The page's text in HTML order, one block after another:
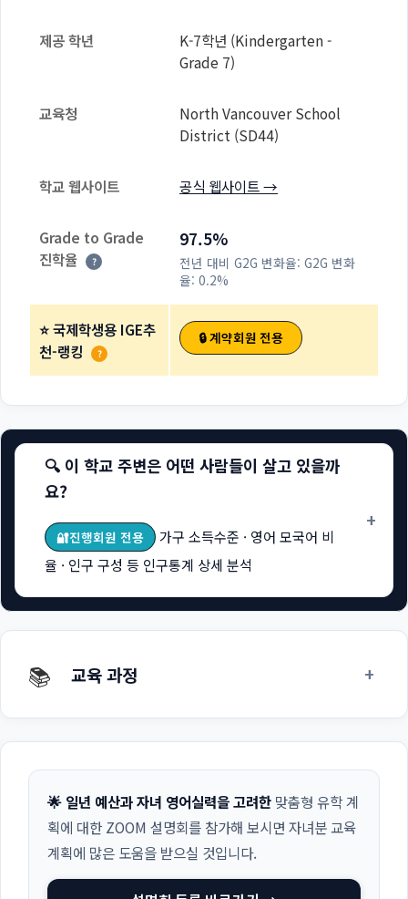
제공 학년
K-7학년 (Kindergarten -
Grade 7)
교육청
North Vancouver School
District (SD44)
학교 웹사이트 공식 웹사이트 →
Grade to Grade
진학율
?
97.5%
전년 대비 G2G 변화율: G2G 변화
율: 0.2%
⭐ 국제학생용 IGE추
천-랭킹
?
🔒 계약회원 전용
🔍 이 학교 주변은 어떤 사람들이 살고 있을까
요?
🔐진행회원 전용
가구 소득수준 · 영어 모국어 비
율 · 인구 구성 등 인구통계 상세 분석
+
📚 교육 과정 +
🌟 일년 예산과 자녀 영어실력을 고려한 맞춤형 유학 계
획에 대한 ZOOM 설명회를 참가해 보시면 자녀분 교육
계획에 많은 도움을 받으실 것입니다.